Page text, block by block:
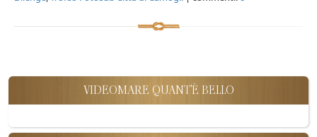
VIDEOMARE QUANT'È BELLO